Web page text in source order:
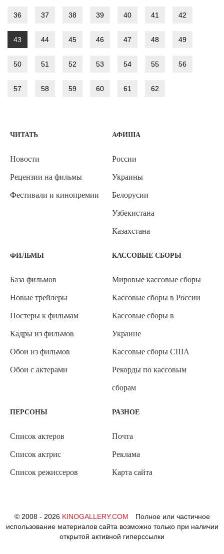
36 37 38 39 40 41 42
43 44 45 46 47 48 49
50 51 52 53 54 55 56
57 58 59 60 61 62
ЧИТАТЬ
Новости
Рецензии на фильмы
Фестивали и кинопремии
АФИША
России
Украины
Белорусии
Узбекистана
Казахстана
ФИЛЬМЫ
База фильмов
Новые трейлеры
Постеры к фильмам
Кадры из фильмов
Обои из фильмов
Обои с актерами
КАССОВЫЕ СБОРЫ
Мировые кассовые сборы
Кассовые сборы в России
Кассовые сборы в
Украине
Кассовые сборы США
Рекорды по кассовым
сборам
ПЕРСОНЫ
Список актеров
Список актрис
Список режиссеров
РАЗНОЕ
Почта
Реклама
Карта сайта
© 2008 - 2026 KINOGALLERY.COM
Полное или частичное
использование материалов сайта возможно только при наличии
открытой активной гиперссылки